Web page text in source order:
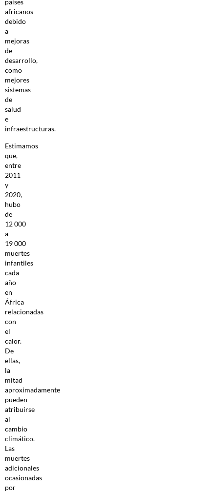
países
africanos
debido
a
mejoras
de
desarrollo,
como
mejores
sistemas
de
salud
e
infraestructuras.
Estimamos
que,
entre
2011
y
2020,
hubo
de
12 000
a
19 000
muertes
infantiles
cada
año
en
África
relacionadas
con
el
calor.
De
ellas,
la
mitad
aproximadamente
pueden
atribuirse
al
cambio
climático.
Las
muertes
adicionales
ocasionadas
por